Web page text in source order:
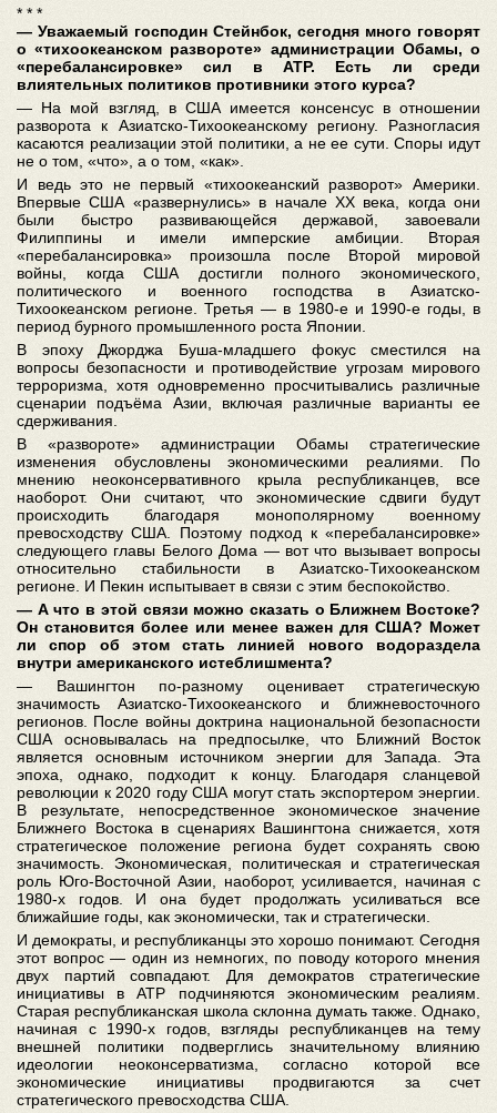
* * *
― Уважаемый господин Стейнбок, сегодня много говорят
о «тихоокеанском развороте» администрации Обамы, о
«перебалансировке» сил в АТР. Есть ли среди
влиятельных политиков противники этого курса?
― На мой взгляд, в США имеется консенсус в отношении
разворота к Азиатско-Тихоокеанскому региону. Разногласия
касаются реализации этой политики, а не ее сути. Споры идут
не о том, «что», а о том, «как».
И ведь это не первый «тихоокеанский разворот» Америки.
Впервые США «развернулись» в начале XX века, когда они
были быстро развивающейся державой, завоевали
Филиппины и имели имперские амбиции. Вторая
«перебалансировка» произошла после Второй мировой
войны, когда США достигли полного экономического,
политического и военного господства в Азиатско-
Тихоокеанском регионе. Третья ― в 1980-е и 1990-е годы, в
период бурного промышленного роста Японии.
В эпоху Джорджа Буша-младшего фокус сместился на
вопросы безопасности и противодействие угрозам мирового
терроризма, хотя одновременно просчитывались различные
сценарии подъёма Азии, включая различные варианты ее
сдерживания.
В «развороте» администрации Обамы стратегические
изменения обусловлены экономическими реалиями. По
мнению неоконсервативного крыла республиканцев, все
наоборот. Они считают, что экономические сдвиги будут
происходить благодаря монополярному военному
превосходству США. Поэтому подход к «перебалансировке»
следующего главы Белого Дома ― вот что вызывает вопросы
относительно стабильности в Азиатско-Тихоокеанском
регионе. И Пекин испытывает в связи с этим беспокойство.
― А что в этой связи можно сказать о Ближнем Востоке?
Он становится более или менее важен для США? Может
ли спор об этом стать линией нового водораздела
внутри американского истеблишмента?
― Вашингтон по-разному оценивает стратегическую
значимость Азиатско-Тихоокеанского и ближневосточного
регионов. После войны доктрина национальной безопасности
США основывалась на предпосылке, что Ближний Восток
является основным источником энергии для Запада. Эта
эпоха, однако, подходит к концу. Благодаря сланцевой
революции к 2020 году США могут стать экспортером энергии.
В результате, непосредственное экономическое значение
Ближнего Востока в сценариях Вашингтона снижается, хотя
стратегическое положение региона будет сохранять свою
значимость. Экономическая, политическая и стратегическая
роль Юго-Восточной Азии, наоборот, усиливается, начиная с
1980-х годов. И она будет продолжать усиливаться все
ближайшие годы, как экономически, так и стратегически.
И демократы, и республиканцы это хорошо понимают. Сегодня
этот вопрос ― один из немногих, по поводу которого мнения
двух партий совпадают. Для демократов стратегические
инициативы в АТР подчиняются экономическим реалиям.
Старая республиканская школа склонна думать также. Однако,
начиная с 1990-х годов, взгляды республиканцев на тему
внешней политики подверглись значительному влиянию
идеологии неоконсерватизма, согласно которой все
экономические инициативы продвигаются за счет
стратегического превосходства США.